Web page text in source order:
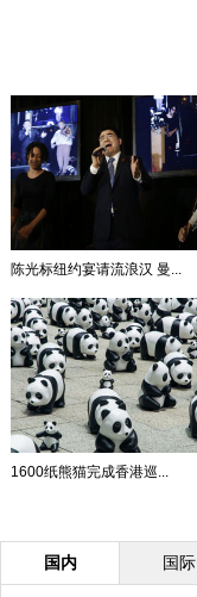
陈光标纽约宴请流浪汉 曼...
1600纸熊猫完成香港巡...
国内 国际